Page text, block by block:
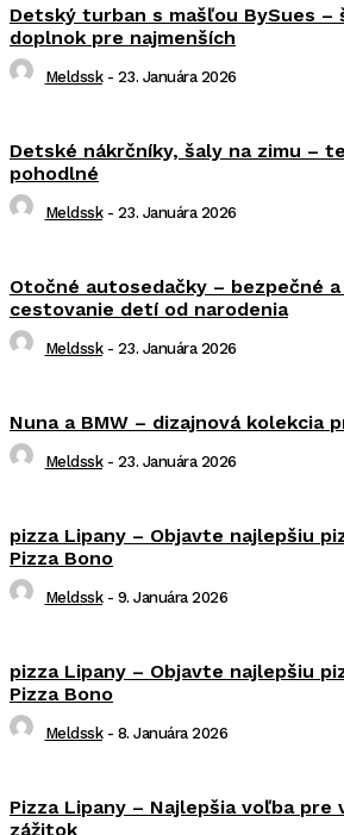
Detský turban s mašľou BySues –
doplnok pre najmenších
Meldssk - 23. Januára 2026
Detské nákrčníky, šaly na zimu –
pohodlné
Meldssk - 23. Januára 2026
Otočné autosedačky – bezpečné
cestovanie detí od narodenia
Meldssk - 23. Januára 2026
Nuna a BMW – dizajnová kolekcia
Meldssk - 23. Januára 2026
pizza Lipany – Objavte najlepšiu
Pizza Bono
Meldssk - 9. Januára 2026
pizza Lipany – Objavte najlepšiu
Pizza Bono
Meldssk - 8. Januára 2026
Pizza Lipany – Najlepšia voľba pre
zážitok